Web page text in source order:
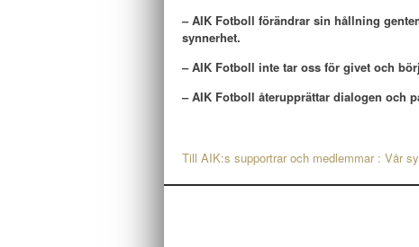
– AIK Fotboll förändrar sin hållning
synnerhet.
– AIK Fotboll inte tar oss för givet och
– AIK Fotboll återupprättar dialogen och
Till AIK:s supportrar och medlemmar : Vår